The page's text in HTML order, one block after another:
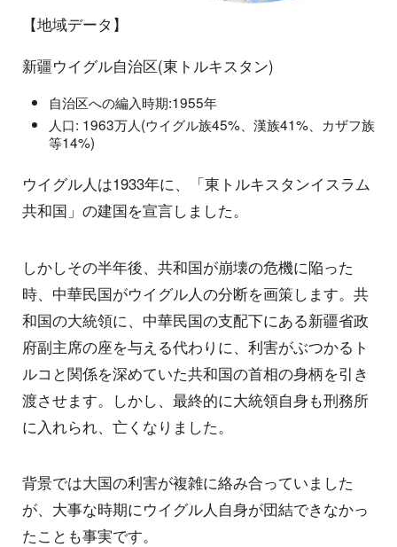
【地域データ】
新疆ウイグル自治区(東トルキスタン)
自治区への編入時期:1955年
人口: 1963万人(ウイグル族45%、漢族41%、カザフ族
等14%)
ウイグル人は1933年に、「東トルキスタンイスラム
共和国」の建国を宣言しました。
しかしその半年後、共和国が崩壊の危機に陥った
時、中華民国がウイグル人の分断を画策します。共
和国の大統領に、中華民国の支配下にある新疆省政
府副主席の座を与える代わりに、利害がぶつかるト
ルコと関係を深めていた共和国の首相の身柄を引き
渡させます。しかし、最終的に大統領自身も刑務所
に入れられ、亡くなりました。
背景では大国の利害が複雑に絡み合っていました
が、大事な時期にウイグル人自身が団結できなかっ
たことも事実です。